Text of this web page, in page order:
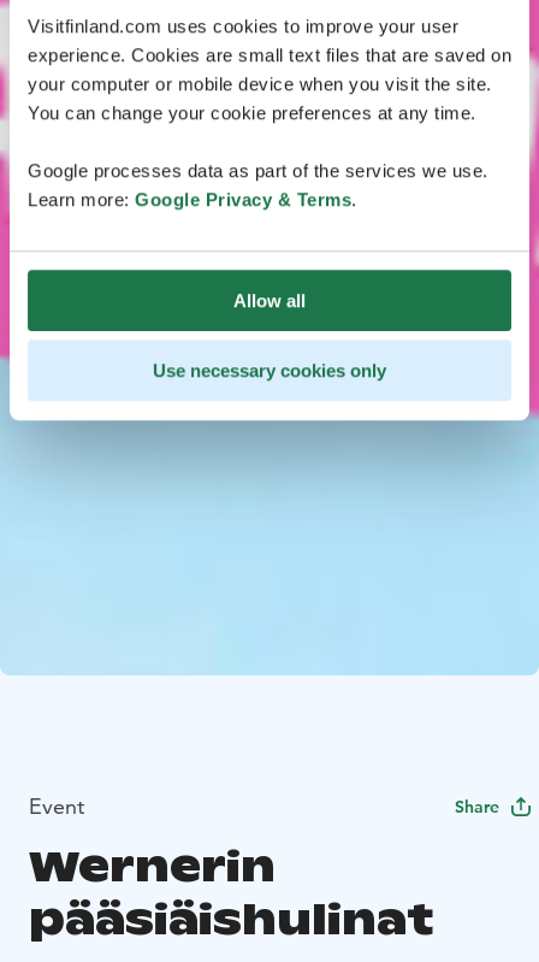
Visitfinland.com uses cookies to improve your user
experience. Cookies are small text files that are saved on
your computer or mobile device when you visit the site.
You can change your cookie preferences at any time.
Google processes data as part of the services we use.
Learn more: Google Privacy & Terms.
Allow all
Use necessary cookies only
Event Share
Wernerin
pääsiäishulinat